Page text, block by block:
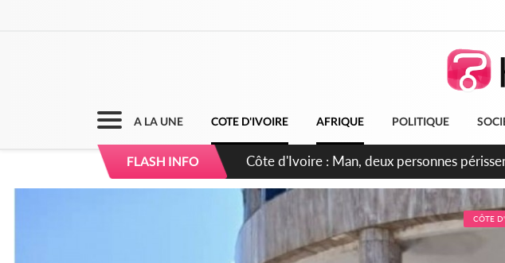
A LA UNE COTE D'IVOIRE AFRIQUE POLITIQUE
FLASH INFO
Côte d'Ivoire : Séileu, la célébration de la
dépigmentants dangereux
CÔTE